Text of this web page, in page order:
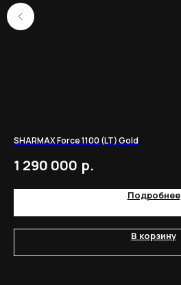
SHARMAX Force 1100 (LT) Gold
1 290 000 р.
Подробнее
В корзину